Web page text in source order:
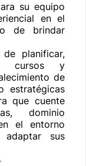
su equipo
en el
de brindar
planificar,
cursos y
de
estratégicas
que cuente
dominio
el entorno
adaptar sus